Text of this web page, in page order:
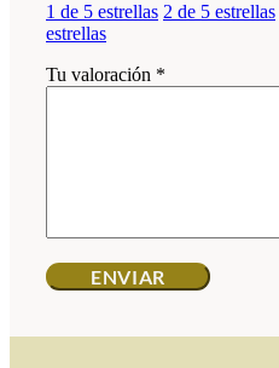
1 de 5 estrellas 2 de 5 estrellas
estrellas
Tu valoración *